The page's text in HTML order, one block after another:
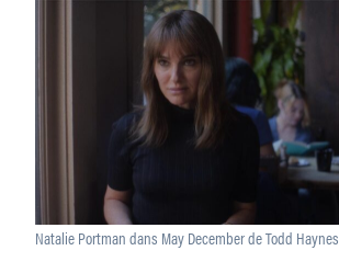
Natalie Portman dans May December de Todd Haynes